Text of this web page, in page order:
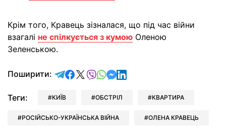
Крім того, Кравець зізналася, що під час війни
взагалі не спілкується з кумою Оленою
Зеленською.
Поширити: відправити у Telegram
поділитись у Facebook
поділитись у X
відправити у Viber
відправити у Whatsapp
відправити у Messenger
відправити у LinkedIn
Теги: КИЇВ ОБСТРІЛ КВАРТИРА
РОСІЙСЬКО-УКРАЇНСЬКА ВІЙНА ОЛЕНА КРАВЕЦЬ